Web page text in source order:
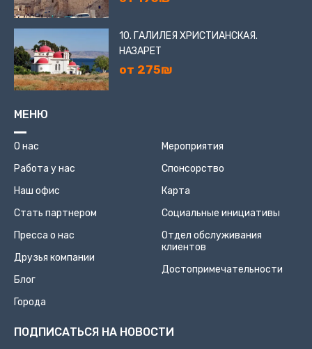
10. ГАЛИЛЕЯ ХРИСТИАНСКАЯ.
НАЗАРЕТ
от 275₪
МЕНЮ
О нас
Работа у нас
Наш офис
Стать партнером
Пресса о нас
Друзья компании
Блог
Города
Мероприятия
Спонсорство
Карта
Социальные инициативы
Отдел обслуживания
клиентов
Достопримечательности
ПОДПИСАТЬСЯ НА НОВОСТИ